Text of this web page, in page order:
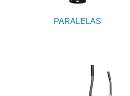
PARALELAS